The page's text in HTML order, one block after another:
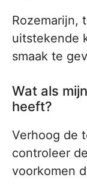
Rozemarijn,
uitstekende
smaak te
Wat als
heeft?
Verhoog de
controleer
voorkomen